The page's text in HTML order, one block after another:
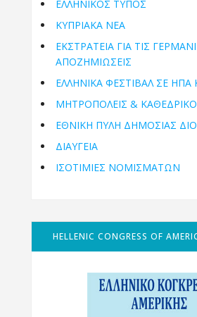
ΕΛΛΗΝΙΚΟΣ ΤΥΠΟΣ
ΚΥΠΡΙΑΚΑ ΝΕΑ
ΕΚΣΤΡΑΤΕΙΑ ΓΙΑ ΤΙΣ
ΑΠΟΖΗΜΙΩΣΕΙΣ
ΕΛΛΗΝΙΚΆ ΦΕΣΤΙΒΆΛ ΣΕ ΗΠΑ
ΜΗΤΡΟΠΌΛΕΙΣ &
ΕΘΝΙΚΉ ΠΎΛΗ ΔΗΜΌΣΙΑΣ
ΔΙΑΥΓΕΙΑ
ΙΣΟΤΙΜΙΕΣ ΝΟΜΙΣΜΑΤΩΝ
HELLENIC CONGRESS OF